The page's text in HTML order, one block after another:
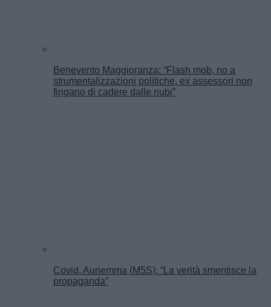
Benevento Maggioranza: “Flash mob, no a
strumentalizzazioni politiche, ex assessori non
fingano di cadere dalle nubi”
Covid, Auriemma (M5S): “La verità smentisce la
propaganda”